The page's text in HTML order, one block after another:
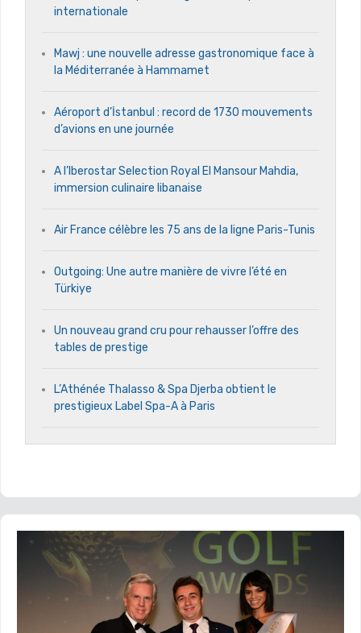
internationale
Mawj : une nouvelle adresse gastronomique face à
la Méditerranée à Hammamet
Aéroport d’İstanbul : record de 1730 mouvements
d’avions en une journée
A l’Iberostar Selection Royal El Mansour Mahdia,
immersion culinaire libanaise
Air France célèbre les 75 ans de la ligne Paris-Tunis
Outgoing: Une autre manière de vivre l’été en
Türkiye
Un nouveau grand cru pour rehausser l’offre des
tables de prestige
L’Athénée Thalasso & Spa Djerba obtient le
prestigieux Label Spa-A à Paris